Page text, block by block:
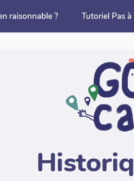
raisonnable ? Tutoriel Pas à